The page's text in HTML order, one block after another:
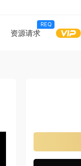
资源请求
REQ